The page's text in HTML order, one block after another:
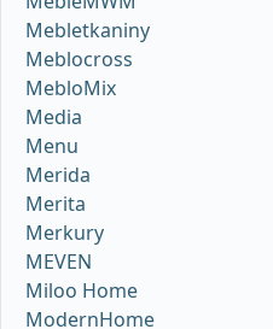
Mebletkaniny
Meblocross
MebloMix
Media
Menu
Merida
Merita
Merkury
MEVEN
Miloo Home
ModernHome